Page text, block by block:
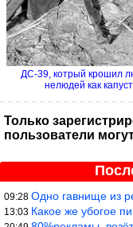
ДС-39, котрый крошил
нелюдей как
Только
пользователи
09:28 Одно гавнище из
13:03 Какое же убогое